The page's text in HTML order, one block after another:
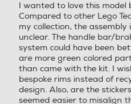
stelle.
I wanted to love this model
Compared to other Lego
my collection, the
unclear. The handle bar/
system could have been
are more green colored
than came with the kit. I
bespoke rims instead of
design. Also, are the
seemed easier to misalign